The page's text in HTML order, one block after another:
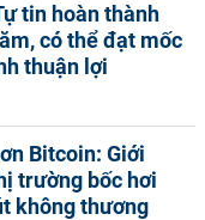
tin hoàn thành
có thể đạt mốc
thuận lợi
Bitcoin: Giới
trường bốc hơi
không thương